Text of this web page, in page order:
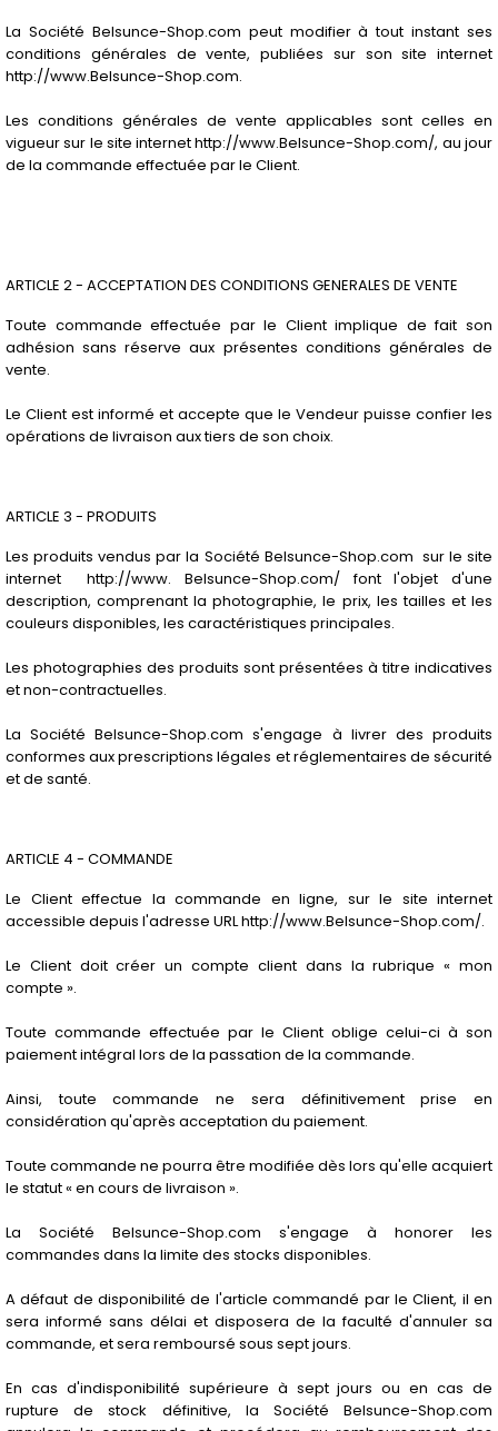
La Société Belsunce-Shop.com peut modifier à tout instant ses
conditions générales de vente, publiées sur son site internet
http://www.Belsunce-Shop.com.
Les conditions générales de vente applicables sont celles en
vigueur sur le site internet http://www.Belsunce-Shop.com/, au jour
de la commande effectuée par le Client.
ARTICLE 2 - ACCEPTATION DES CONDITIONS GENERALES DE VENTE
Toute commande effectuée par le Client implique de fait son
adhésion sans réserve aux présentes conditions générales de
vente.
Le Client est informé et accepte que le Vendeur puisse confier les
opérations de livraison aux tiers de son choix.
ARTICLE 3 - PRODUITS
Les produits vendus par la Société Belsunce-Shop.com sur le site
internet http://www. Belsunce-Shop.com/ font l'objet d'une
description, comprenant la photographie, le prix, les tailles et les
couleurs disponibles, les caractéristiques principales.
Les photographies des produits sont présentées à titre indicatives
et non-contractuelles.
La Société Belsunce-Shop.com s'engage à livrer des produits
conformes aux prescriptions légales et réglementaires de sécurité
et de santé.
ARTICLE 4 - COMMANDE
Le Client effectue la commande en ligne, sur le site internet
accessible depuis l'adresse URL http://www.Belsunce-Shop.com/.
Le Client doit créer un compte client dans la rubrique « mon
compte ».
Toute commande effectuée par le Client oblige celui-ci à son
paiement intégral lors de la passation de la commande.
Ainsi, toute commande ne sera définitivement prise en
considération qu'après acceptation du paiement.
Toute commande ne pourra être modifiée dès lors qu'elle acquiert
le statut « en cours de livraison ».
La Société Belsunce-Shop.com s'engage à honorer les
commandes dans la limite des stocks disponibles.
A défaut de disponibilité de l'article commandé par le Client, il en
sera informé sans délai et disposera de la faculté d'annuler sa
commande, et sera remboursé sous sept jours.
En cas d'indisponibilité supérieure à sept jours ou en cas de
rupture de stock définitive, la Société Belsunce-Shop.com